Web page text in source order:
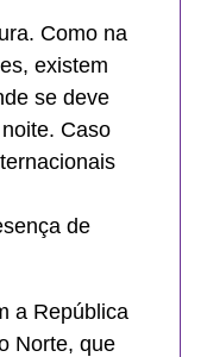
Como na
existem
se deve
Caso
de
a República
Norte, que